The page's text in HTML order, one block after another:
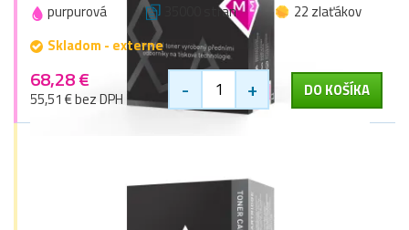
purpurová 35000 stran
22 zlaťákov
Skladom - externe
68,28 €
55,51 € bez DPH - + DO KOŠÍKA